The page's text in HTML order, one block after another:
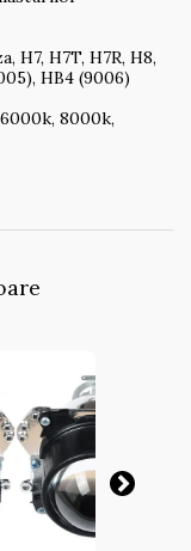
H7, H7T, H7R, H8,
HB4 (9006)
8000k,